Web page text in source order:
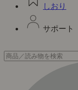
しおり
サポート